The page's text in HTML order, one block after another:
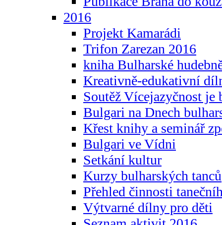
2016
Projekt Kamarádi
Trifon Zarezan 2016
kniha Bulharské
Kreativně-edukativní
Soutěž Vícejazyčnost je
Bulgari na Dnech
Křest knihy a seminář
Bulgari ve Vídni
Setkání kultur
Kurzy bulharských tanců
Přehled činnosti
Výtvarné dílny pro děti